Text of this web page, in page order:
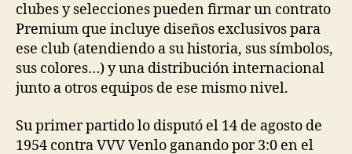
clubes y selecciones pueden firmar un contrato
Premium que incluye diseños exclusivos para
ese club (atendiendo a su historia, sus símbolos,
sus colores…) y una distribución internacional
junto a otros equipos de ese mismo nivel.
Su primer partido lo disputó el 14 de agosto de
1954 contra VVV Venlo ganando por 3:0 en el